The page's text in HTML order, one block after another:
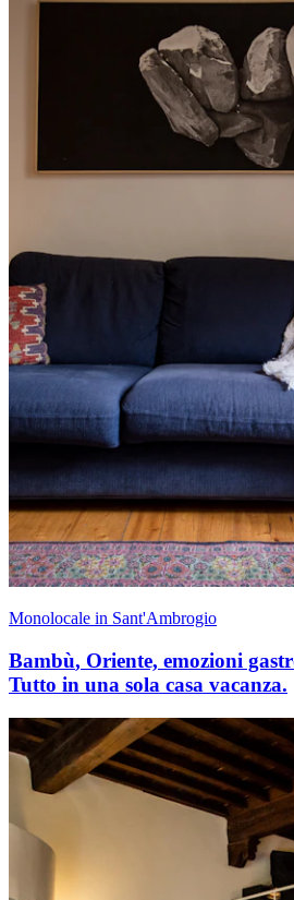
Monolocale in Sant'Ambrogio
Bambù, Oriente, emozioni
Tutto in una sola casa vacanza.